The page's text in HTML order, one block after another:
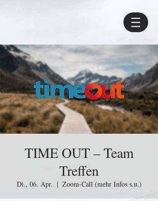
TIME OUT – Team
Treffen
Di., 06. Apr.
  |
Zoom-Call (mehr Infos s.u.)